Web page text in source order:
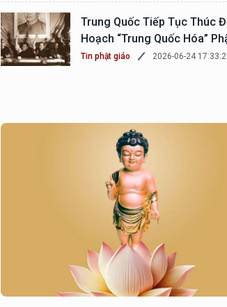
Trung Quốc Tiếp Tục Thúc
Hoạch “Trung Quốc Hóa”
Tin phật giáo 2026-06-24